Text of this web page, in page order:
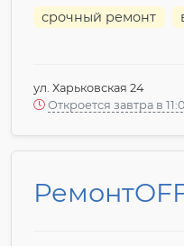
срочный ремонт
ул. Харьковская 24
Откроется завтра в